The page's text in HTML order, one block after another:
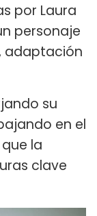
por Laura
personaje
adaptación
su
en el
la
clave